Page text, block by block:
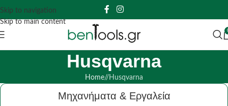
Skip to navigation
Skip to main content
Husqvarna
Home/ Husqvarna
Μηχανήματα & Εργαλεία